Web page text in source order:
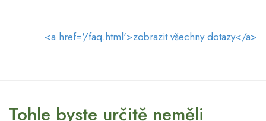
<a href='/faq.html'>zobrazit všechny dotazy</a>
Tohle byste určitě neměli